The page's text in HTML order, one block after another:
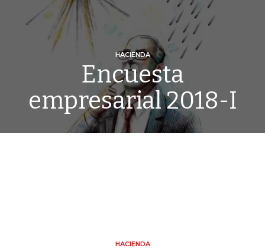
HACIENDA
Encuesta
empresarial 2018-I
HACIENDA